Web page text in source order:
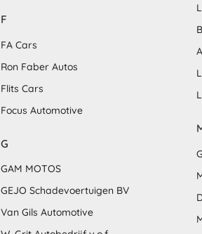
F
FA Cars
Ron Faber Autos
Flits Cars
Focus Automotive
G
GAM MOTOS
GEJO Schadevoertuigen BV
Van Gils Automotive